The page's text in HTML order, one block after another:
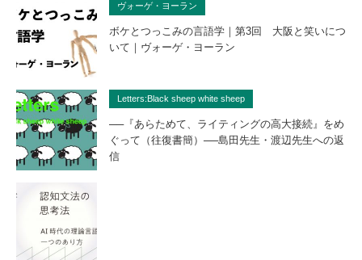
ヴォーゲ・ヨーラン
ボケとつっこみの言語学｜第3回 大阪と笑いにつ
いて｜ヴォーゲ・ヨーラン
Letters:Black sheep white sheep
──『あらためて、ライティングの高大接続』をめ
ぐって（往復書簡）──島田先生・渡辺先生への返
信